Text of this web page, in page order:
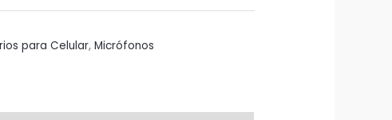
para Celular, Micrófonos